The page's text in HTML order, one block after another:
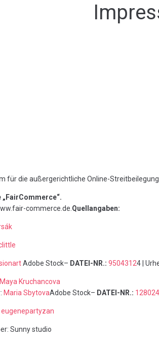
für die außergerichtliche Online-
commerce.de.Quellangaben:
Adobe Stock– DATEI-NR.: 95043124 |
Maya Kruchancova
Maria SbytovaAdobe Stock– DATEI-NR.:
eugenepartyzan
Sunny studio